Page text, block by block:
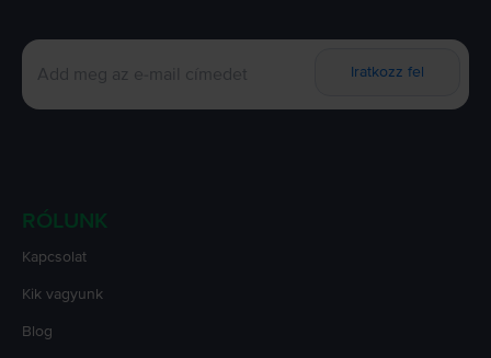
Iratkozz fel
RÓLUNK
Kapcsolat
Kik vagyunk
Blog